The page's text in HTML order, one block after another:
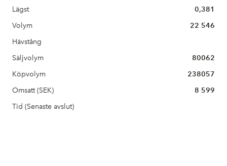
Lägst
0,381
Volym
22 546
Hävstång
Säljvolym
80062
Köpvolym
238057
Omsatt (SEK)
8 599
Tid (Senaste avslut)